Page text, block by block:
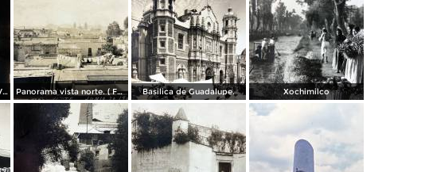
Patio del colegio de las Vizcainas por el fotografo Hugo Brehme. Panorama vista norte. ( Fechada el 20 de Junio de 1905 ). Basilica de Guadalupe. Xochimilco